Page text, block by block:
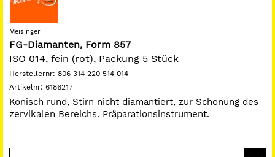
Meisinger
FG-Diamanten, Form 857
ISO 014, fein (rot), Packung 5 Stück
Herstellernr: 806 314 220 514 014
Artikelnr: 6186217
Konisch rund, Stirn nicht diamantiert, zur Schonung des
zervikalen Bereichs. Präparationsinstrument.